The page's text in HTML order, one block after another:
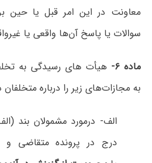
معاونت در این امر قبل یا حین
سوالات یا پاسخ آن‌ها واقعی یا
ماده ۶-
هیأت های رسیدگی به
به مجازات‌های زیر را درباره متخلفان
درج در پرونده متقاضی و